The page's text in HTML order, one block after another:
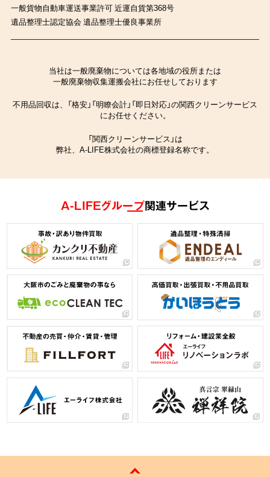
一般貨物自動車運送事業許可 近運自貨第368号
遺品整理士認定協会 遺品整理士優良事業所
当社は一般廃棄物については各地域の役所または
一般廃棄物収集運搬会社にお任せしております
不用品回収は、「格安」「明瞭会計」「即日対応」の関西クリーンサービス
にお任せください。
「関西クリーンサービス」は
弊社、A-LIFE株式会社の商標登録名称です。
A-LIFEグループ関連サービス